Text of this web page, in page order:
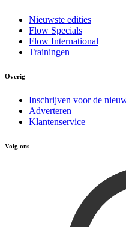
Nieuwste edities
Flow Specials
Flow International
Trainingen
Overig
Inschrijven voor de
Adverteren
Klantenservice
Volg ons